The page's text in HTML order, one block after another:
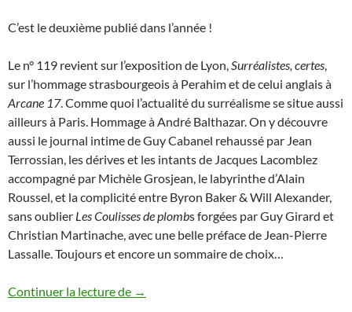
C’est le deuxième publié dans l’année !
Le n° 119 revient sur l’exposition de Lyon,Surréalistes, certes,
sur l’hommage strasbourgeois à Perahim et de celui anglais à
Arcane 17. Comme quoi l’actualité du surréalisme se situe aussi
ailleurs à Paris. Hommage à André Balthazar. On y découvre
aussi le journal intime de Guy Cabanel rehaussé par Jean
Terrossian, les dérives et les intants de Jacques Lacomblez
accompagné par Michèle Grosjean, le labyrinthe d’Alain
Roussel, et la complicité entre Byron Baker & Will Alexander,
sans oublier Les Coulisses de plombs forgées par Guy Girard et
Christian Martinache, avec une belle préface de Jean-Pierre
Lassalle. Toujours et encore un sommaire de choix…
Continuer la lecture de Début du printemps 2016
→